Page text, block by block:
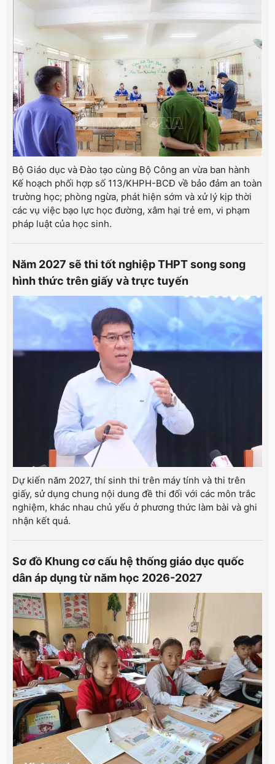
Bộ Giáo dục và Đào tạo cùng Bộ Công an vừa ban hành
Kế hoạch phối hợp số 113/KHPH-BCĐ về bảo đảm an toàn
trường học; phòng ngừa, phát hiện sớm và xử lý kịp thời
các vụ việc bạo lực học đường, xâm hại trẻ em, vi phạm
pháp luật của học sinh.
Năm 2027 sẽ thi tốt nghiệp THPT song song
hình thức trên giấy và trực tuyến
Dự kiến năm 2027, thí sinh thi trên máy tính và thi trên
giấy, sử dụng chung nội dung đề thi đối với các môn trắc
nghiệm, khác nhau chủ yếu ở phương thức làm bài và ghi
nhận kết quả.
Sơ đồ Khung cơ cấu hệ thống giáo dục quốc
dân áp dụng từ năm học 2026-2027